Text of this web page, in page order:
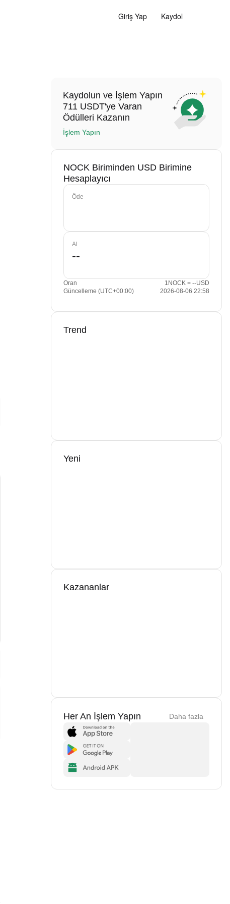
Giriş Yap Kaydol
Kaydolun ve İşlem Yapın
711 USDT'ye Varan
Ödülleri Kazanın
İşlem Yapın
NOCK Biriminden USD Birimine
Hesaplayıcı
Öde
Al
Oran
1NOCK = --USD
Güncelleme (UTC+00:00)
2026-08-06 22:58
Trend
Yeni
Kazananlar
Her An İşlem Yapın Daha fazla